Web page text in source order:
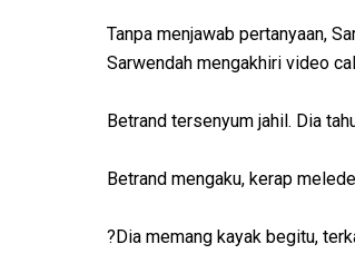
Tanpa menjawab pertanyaan,
Sarwendah mengakhiri video
Betrand tersenyum jahil. Dia
Betrand mengaku, kerap
?Dia memang kayak begitu,